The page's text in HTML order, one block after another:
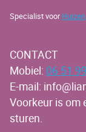
Specialist voor Huizen,
CONTACT
Mobiel: 06 51
E-mail:
Voorkeur is om
sturen.